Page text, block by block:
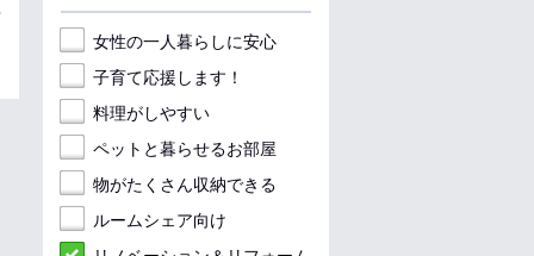
女性の一人暮らしに安心
子育て応援します！
料理がしやすい
ペットと暮らせるお部屋
物がたくさん収納できる
ルームシェア向け